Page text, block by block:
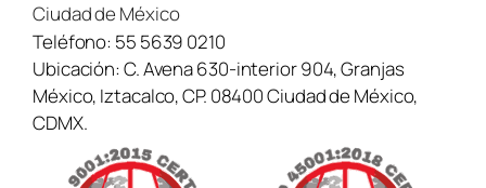
Ciudad de México
Teléfono: 55 5639 0210
Ubicación:C. Avena 630-interior 904, Granjas
México, Iztacalco, CP. 08400 Ciudad de México,
CDMX.